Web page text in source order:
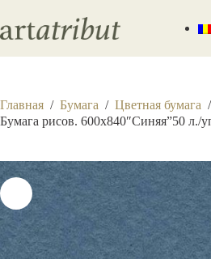
сути
Главная / Бумага / Цветная бумага /
Бумага рисов. 600х840″Синяя”50 л./